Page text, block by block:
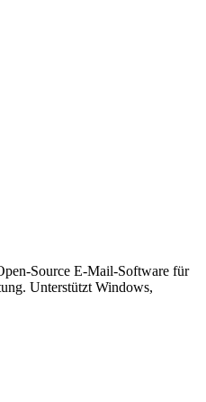
Source E-Mail-Software für
Unterstützt Windows,